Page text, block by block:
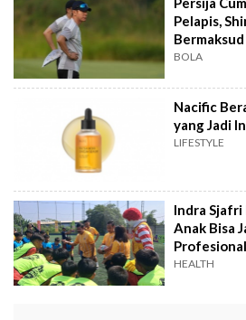
Pelapis,
Presiden
BOLA
Nacific
yang Jadi
LIFESTYLE
Indra Sjafri
Anak Bisa
Profesional
HEALTH